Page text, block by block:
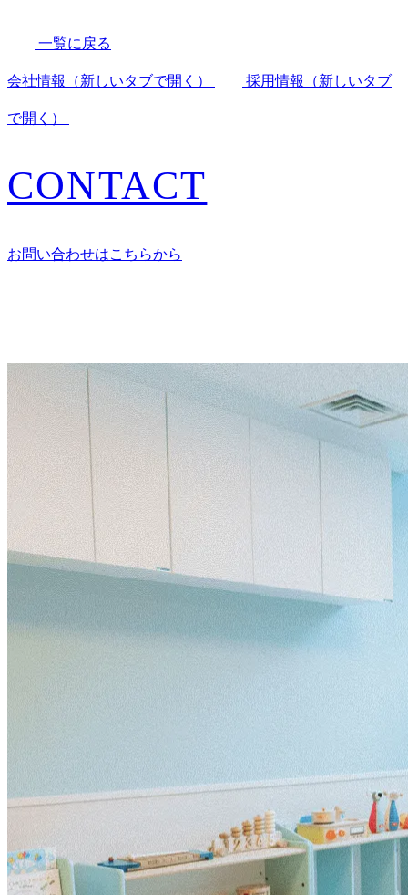
一覧に戻る
会社情報 （新しいタブで開く） 採用情報 （新しいタブ
で開く）
CONTACT
お問い合わせはこちらから